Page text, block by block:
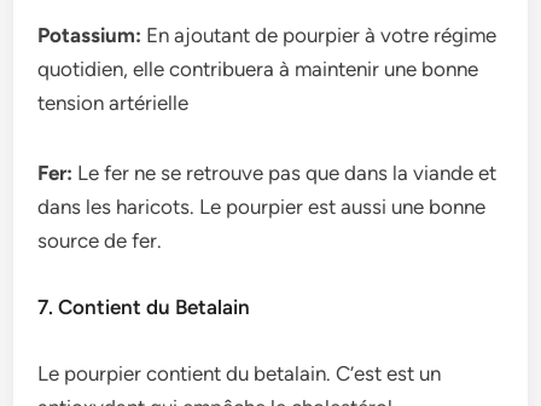
Potassium: En ajoutant de pourpier à votre régime
quotidien, elle contribuera à maintenir une bonne
tension artérielle
Fer: Le fer ne se retrouve pas que dans la viande et
dans les haricots. Le pourpier est aussi une bonne
source de fer.
7. Contient du Betalain
Le pourpier contient du betalain. C’est est un